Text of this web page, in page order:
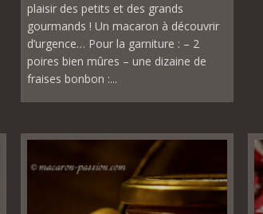
plaisir des petits et des grands
gourmands ! Un macaron à découvrir
d’urgence… Pour la garniture : – 2
poires bien mûres – une dizaine de
fraises bonbon :...